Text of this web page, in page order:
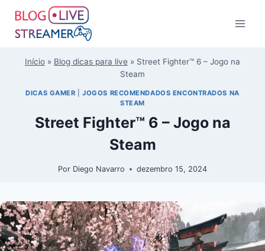
Início » Blog dicas para live » Street Fighter™ 6 – Jogo na
Steam
DICAS GAMER |JOGOS RECOMENDADOS ENCONTRADOS NA
STEAM
Street Fighter™ 6 – Jogo na
Steam
Por Diego Navarro dezembro 15, 2024